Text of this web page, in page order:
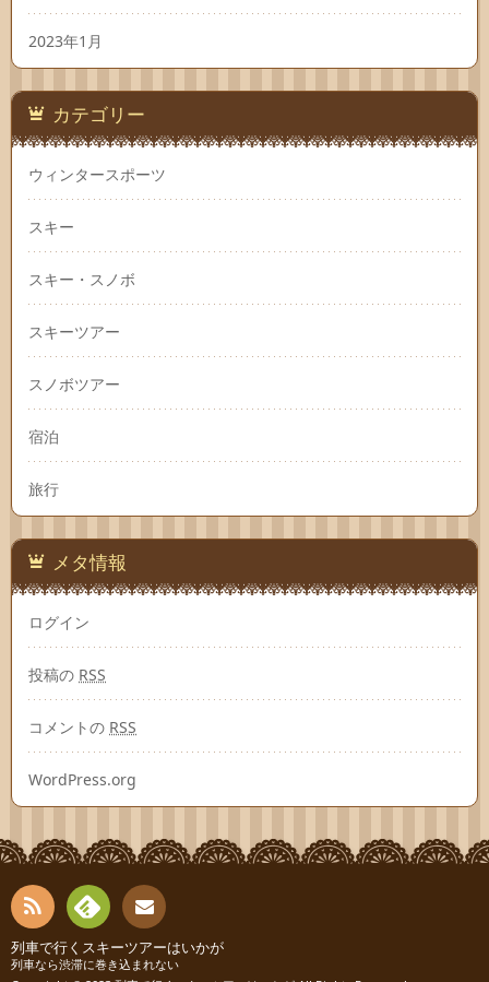
2023年1月
カテゴリー
ウィンタースポーツ
スキー
スキー・スノボ
スキーツアー
スノボツアー
宿泊
旅行
メタ情報
ログイン
投稿の RSS
コメントの RSS
WordPress.org
RSS
Fee
お問
列車で行くスキーツアーはいかが
列車なら渋滞に巻き込まれない